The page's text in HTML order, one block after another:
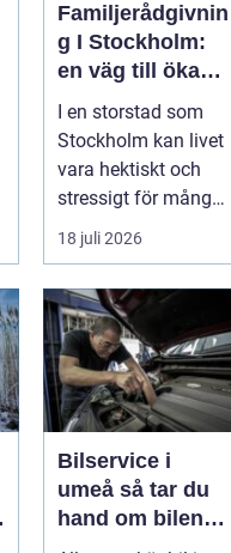
Familjerådgivnin
g I Stockholm:
en väg till ökad
harmoni och
förståelse
I en storstad som
Stockholm kan livet
vara hektiskt och
stressigt för många
familjer. Kon...
18 juli 2026
Bilservice i
umeå så tar du
hand om bilen
året runt